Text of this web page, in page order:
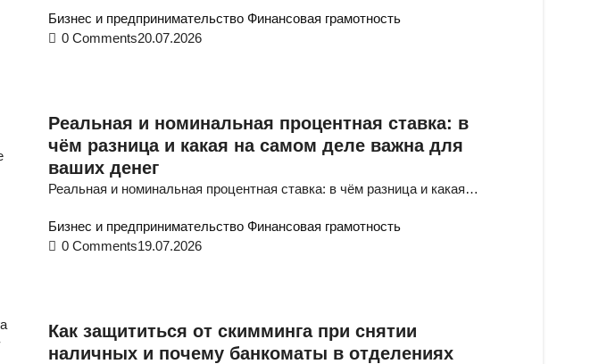
Бизнес и предпринимательство Финансовая грамотность
0 Comments20.07.2026
Реальная и номинальная процентная ставка: в
чём разница и какая на самом деле важна для
ваших денег
Реальная и номинальная процентная ставка: в чём разница и какая…
Бизнес и предпринимательство Финансовая грамотность
0 Comments19.07.2026
Как защититься от скимминга при снятии
наличных и почему банкоматы в отделениях